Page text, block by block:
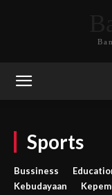
Sports
Bussiness
Kebudayaan